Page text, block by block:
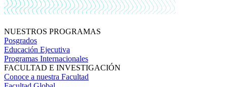
NUESTROS PROGRAMAS
Posgrados
Educación Ejecutiva
Programas Internacionales
FACULTAD E INVESTIGACIÓN
Conoce a nuestra Facultad